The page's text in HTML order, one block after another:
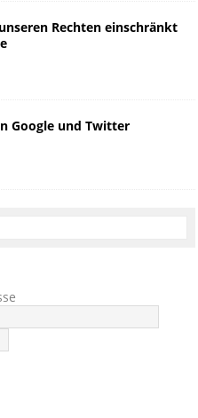
Rechten einschränkt
Google und Twitter